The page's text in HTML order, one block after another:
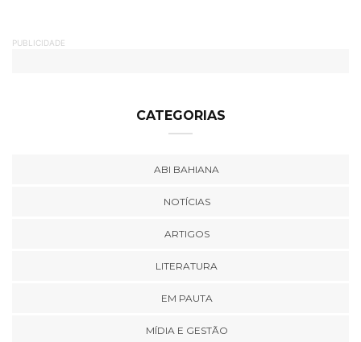
PUBLICIDADE
CATEGORIAS
ABI BAHIANA
NOTÍCIAS
ARTIGOS
LITERATURA
EM PAUTA
MÍDIA E GESTÃO